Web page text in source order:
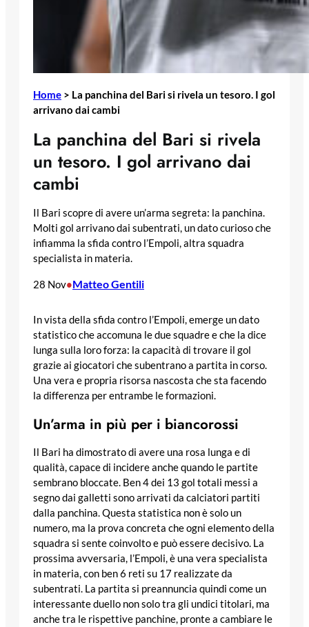
Home > La panchina del Bari si rivela un tesoro. I gol
arrivano dai cambi
La panchina del Bari si rivela
un tesoro. I gol arrivano dai
cambi
Il Bari scopre di avere un’arma segreta: la panchina.
Molti gol arrivano dai subentrati, un dato curioso che
infiamma la sfida contro l’Empoli, altra squadra
specialista in materia.
28 Nov•Matteo Gentili
In vista della sfida contro l’Empoli, emerge un dato
statistico che accomuna le due squadre e che la dice
lunga sulla loro forza: la capacità di trovare il gol
grazie ai giocatori che subentrano a partita in corso.
Una vera e propria risorsa nascosta che sta facendo
la differenza per entrambe le formazioni.
Un’arma in più per i biancorossi
Il Bari ha dimostrato di avere una rosa lunga e di
qualità, capace di incidere anche quando le partite
sembrano bloccate. Ben 4 dei 13 gol totali messi a
segno dai galletti sono arrivati da calciatori partiti
dalla panchina. Questa statistica non è solo un
numero, ma la prova concreta che ogni elemento della
squadra si sente coinvolto e può essere decisivo. La
prossima avversaria, l’Empoli, è una vera specialista
in materia, con ben 6 reti su 17 realizzate da
subentrati. La partita si preannuncia quindi come un
interessante duello non solo tra gli undici titolari, ma
anche tra le rispettive panchine, pronte a cambiare le